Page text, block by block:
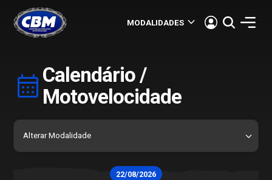
MODALIDADES keyboard_arrow_down
calendar_month Calendário /
Motovelocidade
22/08/2026